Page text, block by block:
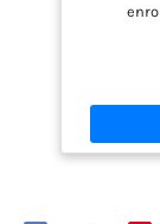
longueur
vous